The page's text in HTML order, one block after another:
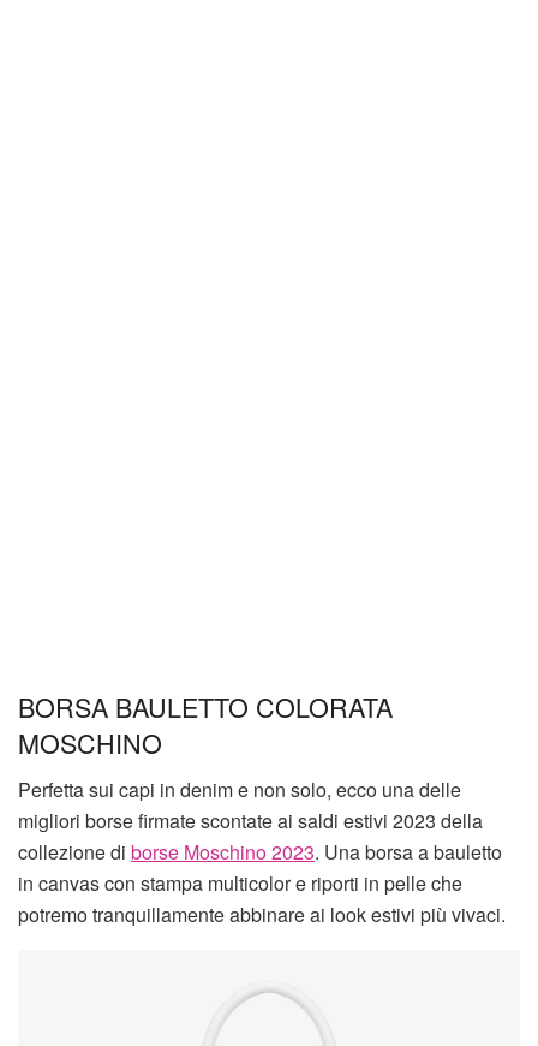
BORSA BAULETTO COLORATA
MOSCHINO
Perfetta sui capi in denim e non solo, ecco una delle
migliori borse firmate scontate ai saldi estivi 2023 della
collezione di borse Moschino 2023. Una borsa a bauletto
in canvas con stampa multicolor e riporti in pelle che
potremo tranquillamente abbinare ai look estivi più vivaci.